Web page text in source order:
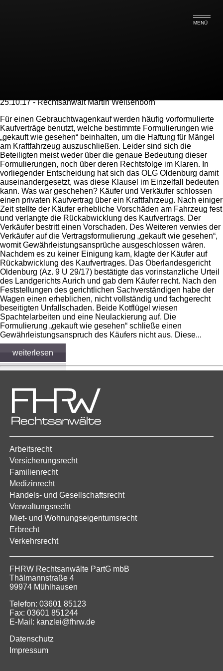
MENÜ
25.10.17 - Rechtsanwalt Martin Weißenborn
Für einen Gebrauchtwagenkauf werden häufig vorformulierte
Kaufverträge benutzt, welche bestimmte Formulierungen wie
„gekauft wie gesehen“ beinhalten, um die Haftung für Mängel
am Kraftfahrzeug auszuschließen. Leider sind sich die
Beteiligten meist weder über die genaue Bedeutung dieser
Formulierungen, noch über deren Rechtsfolge im Klaren. In
vorliegender Entscheidung hat sich das OLG Oldenburg damit
auseinandergesetzt, was diese Klausel im Einzelfall bedeuten
kann. Was war geschehen? Käufer und Verkäufer schlossen
einen privaten Kaufvertrag über ein Kraftfahrzeug. Nach einiger
Zeit stellte der Käufer erhebliche Vorschäden am Fahrzeug fest
und verlangte die Rückabwicklung des Kaufvertrags. Der
Verkäufer bestritt einen Vorschaden. Des Weiteren verwies der
Verkäufer auf die Vertragsformulierung „gekauft wie gesehen“,
womit Gewährleistungsansprüche ausgeschlossen wären.
Nachdem es zu keiner Einigung kam, klagte der Käufer auf
Rückabwicklung des Kaufvertrages. Das Oberlandesgericht
Oldenburg (Az. 9 U 29/17) bestätigte das vorinstanzliche Urteil
des Landgerichts Aurich und gab dem Käufer recht. Nach den
Feststellungen des gerichtlichen Sachverständigen habe der
Wagen einen erheblichen, nicht vollständig und fachgerecht
beseitigten Unfallschaden. Beide Kotflügel wiesen
Spachtelarbeiten und eine Neulackierung auf. Die
Formulierung „gekauft wie gesehen“ schließe einen
Gewährleistungsanspruch des Käufers nicht aus. Diese...
weiterlesen
Arbeitsrecht
Versicherungsrecht
Familienrecht
Medizinrecht
Handels- und Gesellschaftsrecht
Verwaltungsrecht
Miet- und Wohnungseigentumsrecht
Erbrecht
Verkehrsrecht
FHRW Rechtsanwälte PartG mbB
Thälmannstraße 4
99974 Mühlhausen
Telefon: 03601 85123
Fax: 03601 851244
E-Mail: kanzlei@fhrw.de
Datenschutz
Impressum